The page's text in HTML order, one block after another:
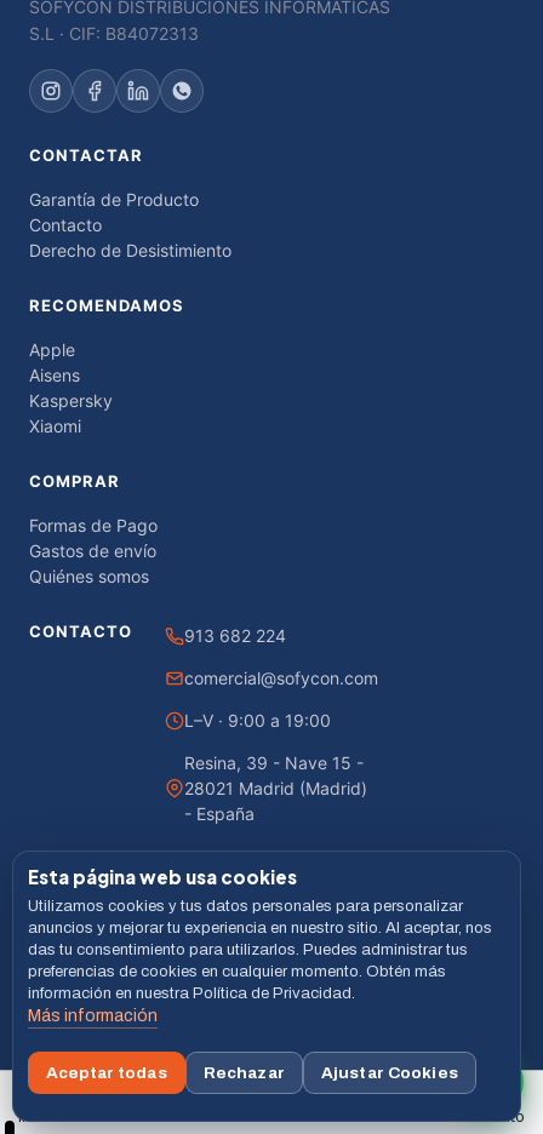
SOFYCON DISTRIBUCIONES INFORMÁTICAS
S.L · CIF: B84072313
CONTACTAR
Garantía de Producto
Contacto
Derecho de Desistimiento
RECOMENDAMOS
Apple
Aisens
Kaspersky
Xiaomi
COMPRAR
Formas de Pago
Gastos de envío
Quiénes somos
CONTACTO 913 682 224
comercial@sofycon.com
L–V · 9:00 a 19:00
Resina, 39 - Nave 15 -
28021 Madrid (Madrid)
- España
© 2026 Sofycon · Todos los derechos reservados
Desarrollado porLiveCommerce
Aviso legal
MASTERCARD BIZUM
Inicio Menú Carrito
xxx
Esta página web usa cookies
Utilizamos cookies y tus datos personales para personalizar
anuncios y mejorar tu experiencia en nuestro sitio. Al aceptar, nos
das tu consentimiento para utilizarlos. Puedes administrar tus
preferencias de cookies en cualquier momento. Obtén más
información en nuestra Política de Privacidad.
Más información
Aceptar todas Rechazar Ajustar Cookies